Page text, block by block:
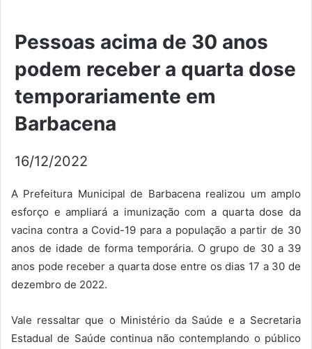
Pessoas acima de 30 anos
podem receber a quarta dose
temporariamente em
Barbacena
16/12/2022
A Prefeitura Municipal de Barbacena realizou um amplo
esforço e ampliará a imunização com a quarta dose da
vacina contra a Covid-19 para a população a partir de 30
anos de idade de forma temporária. O grupo de 30 a 39
anos pode receber a quarta dose entre os dias 17 a 30 de
dezembro de 2022.
Vale ressaltar que o Ministério da Saúde e a Secretaria
Estadual de Saúde continua não contemplando o público